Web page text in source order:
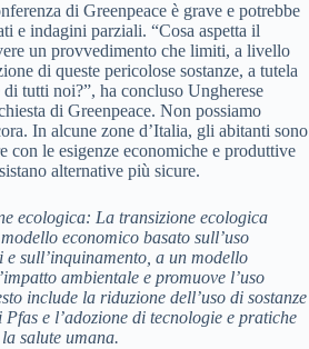
di Greenpeace è grave e potrebbe
e indagini parziali. “Cosa aspetta il
un provvedimento che limiti, a livello
di queste pericolose sostanze, a tutela
di tutti noi?”, ha concluso Ungherese
di Greenpeace. Non possiamo
In alcune zone d’Italia, gli abitanti sono
con le esigenze economiche e produttive
alternative più sicure.
ecologica: La transizione ecologica
economico basato sull’uso
sull’inquinamento, a un modello
ambientale e promuove l’uso
include la riduzione dell’uso di sostanze
e l’adozione di tecnologie e pratiche
salute umana.